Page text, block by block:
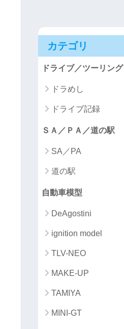
カテゴリ
ドライブ／ツーリング
ドラめし
ドライブ記録
ＳＡ／ＰＡ／道の駅
SA／PA
道の駅
自動車模型
DeAgostini
ignition model
TLV-NEO
MAKE-UP
TAMIYA
MINI-GT